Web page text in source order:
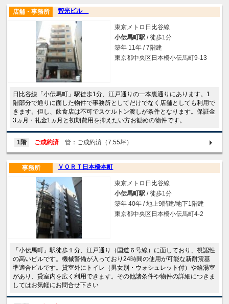
智光ビル
店舗・事務所
東京メトロ日比谷線
小伝馬町駅 / 徒歩1分
築年 11年 / 7階建
東京都中央区日本橋小伝馬町9-13
日比谷線「小伝馬町」駅徒歩1分、江戸通りの一本裏通りにあります。1
階部分で通りに面した物件で事務所としてだけでなく店舗としても利用で
きます。但し、飲食店は不可でスケルトン渡しが条件となります。保証金
3ヵ月・礼金1ヵ月と初期費用を抑えたい方お勧めの物件です。
1階 ご成約済 管：ご成約済（7.55坪）
ＶＯＲＴ日本橋本町
事務所
東京メトロ日比谷線
小伝馬町駅 / 徒歩1分
築年 40年 / 地上9階建/地下1階建
東京都中央区日本橋小伝馬町4-2
「小伝馬町」駅徒歩１分、江戸通り（国道６号線）に面しており、視認性
の高いビルです。機械警備が入っており24時間の使用が可能な新耐震基
準適合ビルです。貸室外にトイレ（男女別・ウォシュレット付）や給湯室
があり、貸室内を広く利用できます。その他諸条件や物件の詳細につきま
してはお気軽にお問合せ下さい